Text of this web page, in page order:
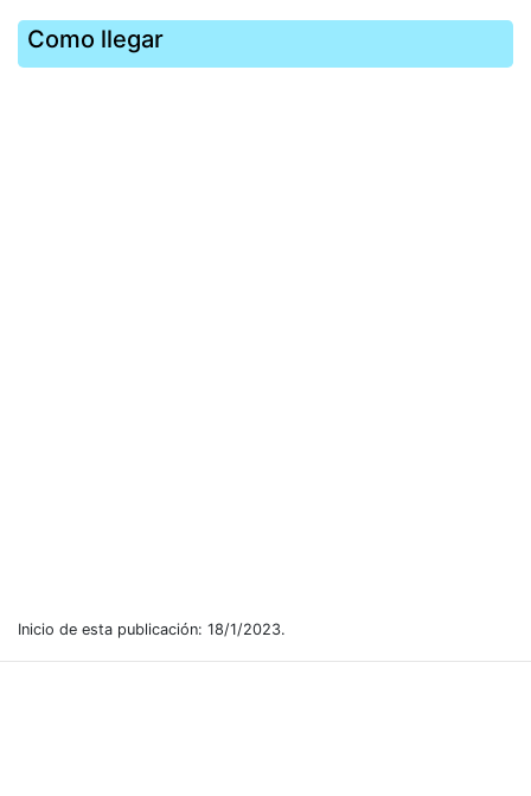
Como llegar
Inicio de esta publicación: 18/1/2023.